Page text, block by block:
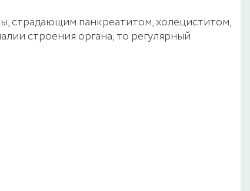
страдающим панкреатитом, холециститом,
строения органа, то регулярный